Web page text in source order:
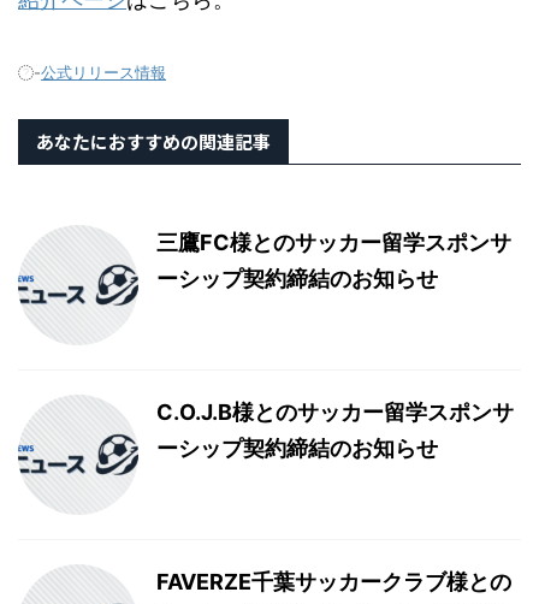
-公式リリース情報
あなたにおすすめの関連記事
三鷹FC様とのサッカー留学スポンサ
ーシップ契約締結のお知らせ
C.O.J.B様とのサッカー留学スポンサ
ーシップ契約締結のお知らせ
FAVERZE千葉サッカークラブ様との